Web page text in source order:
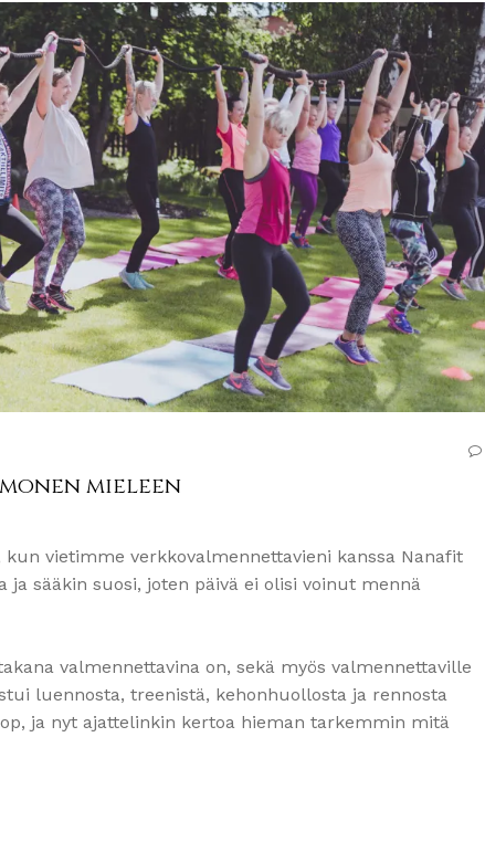
monen mieleen
vietimme verkkovalmennettavieni kanssa Nanafit
sääkin suosi, joten päivä ei olisi voinut mennä
valmennettavina on, sekä myös valmennettaville
luennosta, treenistä, kehonhuollosta ja rennosta
ja nyt ajattelinkin kertoa hieman tarkemmin mitä